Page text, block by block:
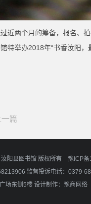
近两个月的筹备，报名、
特举办2018年“书香汝阳
一篇
阳县图书馆 版权所有 豫ICP
监督投诉电话：0379-
场东侧5楼 设计制作： 豫商网络